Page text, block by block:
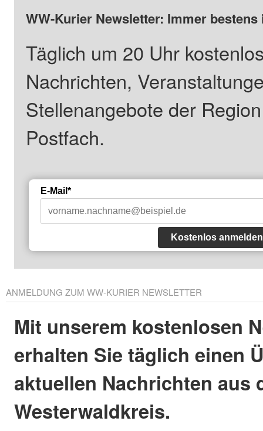
WW-Kurier Newsletter: Immer
Täglich um 20 Uhr
Nachrichten,
Stellenangebote der
Postfach.
E-Mail*
Kostenlos anmelden
ANMELDUNG ZUM WW-KURIER NEWSLETTER
Mit unserem kostenlosen
erhalten Sie täglich einen
aktuellen Nachrichten aus
Westerwaldkreis.